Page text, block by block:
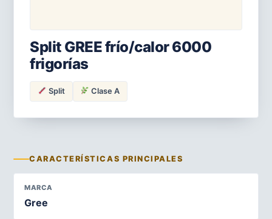
Split GREE frío/calor 6000
frigorías
Split Clase A
CARACTERÍSTICAS PRINCIPALES
MARCA
Gree